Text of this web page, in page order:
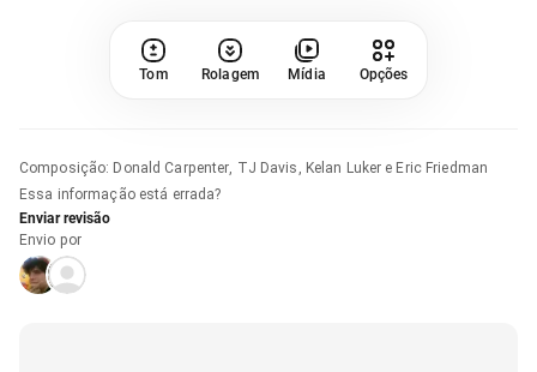
Tom Rolagem Mídia Opções
Composição: Donald Carpenter, TJ Davis, Kelan Luker e Eric Friedman
Essa informação está errada?
Enviar revisão
Envio por